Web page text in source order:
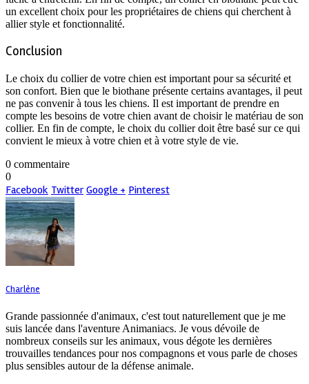
un excellent choix pour les propriétaires de chiens qui cherchent à
allier style et fonctionnalité.
Conclusion
Le choix du collier de votre chien est important pour sa sécurité et
son confort. Bien que le biothane présente certains avantages, il peut
ne pas convenir à tous les chiens. Il est important de prendre en
compte les besoins de votre chien avant de choisir le matériau de son
collier. En fin de compte, le choix du collier doit être basé sur ce qui
convient le mieux à votre chien et à votre style de vie.
0 commentaire
0
Facebook Twitter Google + Pinterest
Charlène
Grande passionnée d'animaux, c'est tout naturellement que je me
suis lancée dans l'aventure Animaniacs. Je vous dévoile de
nombreux conseils sur les animaux, vous dégote les dernières
trouvailles tendances pour nos compagnons et vous parle de choses
plus sensibles autour de la défense animale.